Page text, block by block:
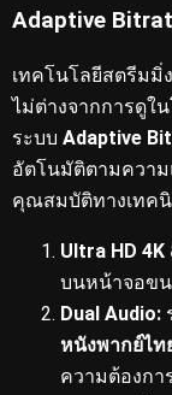
Adaptive
เทคโนโลยีสตรีมมิ่
ไม่ต่างจากการดูใ
ระบบ Adaptive
อัตโนมัติตามควา
คุณสมบัติทางเทค
Ultra HD 4K
บนหน้าจอข
Dual Audio:
หนังพากย์ไท
ความต้องกา